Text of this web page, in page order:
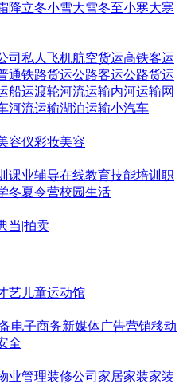
降立冬小雪大雪冬至小寒大寒
司 私人飞机航空货运高铁客运
通铁路货运公路客运公路货运
船运渡轮河流运输内河运输网
河流运输湖泊运输小汽车
容仪彩妆美容
课业辅导在线教育技能培训 职
冬夏令营校园生活
当|拍卖
艺 儿童运动馆
电子商务新媒体广告营销移动
全
业管理装修公司 家居家装家装